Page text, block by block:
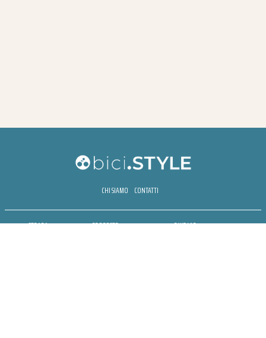
CHI SIAMO CONTATTI
STRADA
PROPOSTE
BIKE LAB